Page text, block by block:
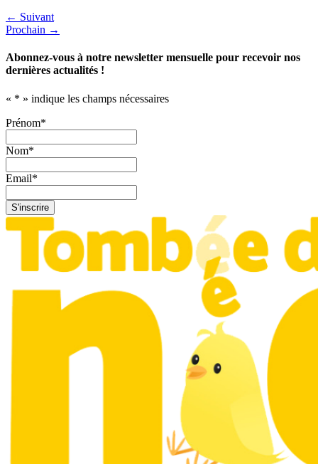
← Suivant
Prochain →
Abonnez-vous à notre newsletter mensuelle pour recevoir nos
dernières actualités !
« * » indique les champs nécessaires
Prénom*
Nom*
Email*